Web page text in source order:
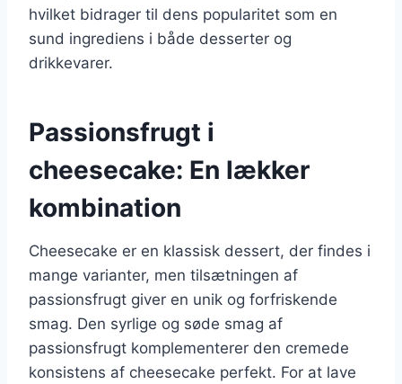
hvilket bidrager til dens popularitet som en
sund ingrediens i både desserter og
drikkevarer.
Passionsfrugt i
cheesecake: En lækker
kombination
Cheesecake er en klassisk dessert, der findes i
mange varianter, men tilsætningen af
passionsfrugt giver en unik og forfriskende
smag. Den syrlige og søde smag af
passionsfrugt komplementerer den cremede
konsistens af cheesecake perfekt. For at lave